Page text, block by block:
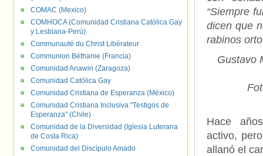
“Siempre
dicen que
rabinos
Gustavo
Hace
activo,
allanó el
COMAC (Mexico)
COMHOCA (Comunidad Cristiana Católica Gay
y Lesbiana-Perú)
Communauté du Christ Libérateur
Communion Béthanie (Francia)
Comunidad Anawin (Zaragoza)
Comunidad Católica Gay
Comunidad Cristiana de Esperanza (México)
Comunidad Cristiana Inclusiva "Testigos de
Esperanza" (Chile)
Comunidad de la Diversidad (Iglesia Luterana
de Costa Rica)
Comunidad del Discípulo Amado